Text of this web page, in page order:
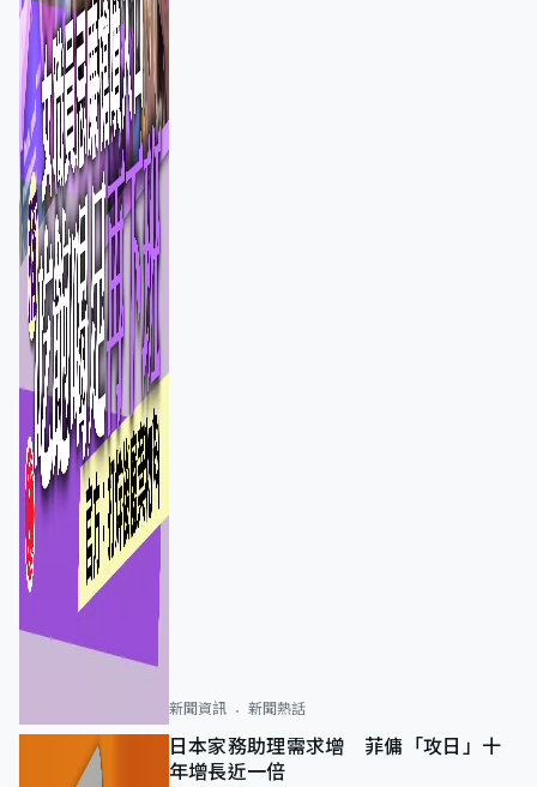
新聞資訊 新聞熱話
日本家務助理需求增 菲傭「攻日」十
年增長近一倍